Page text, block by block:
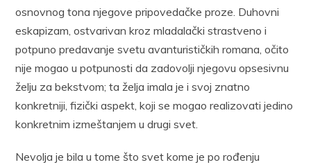
osnovnog tona njegove pripovedačke proze. Duhovni
eskapizam, ostvarivan kroz mladalački strastveno i
potpuno predavanje svetu avanturističkih romana, očito
nije mogao u potpunosti da zadovolji njegovu opsesivnu
želju za bekstvom; ta želja imala je i svoj znatno
konkretniji, fizički aspekt, koji se mogao realizovati jedino
konkretnim izmeštanjem u drugi svet.
Nevolja je bila u tome što svet kome je po rođenju